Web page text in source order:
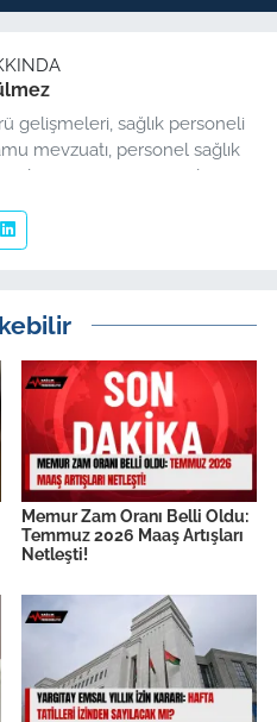
gelişmeleri, sağlık personeli
mevzuatı, personel sağlık
üzerine uzmanlaşmış
Memur Zam Oranı Belli Oldu:
Temmuz 2026 Maaş Artışları
Netleşti!